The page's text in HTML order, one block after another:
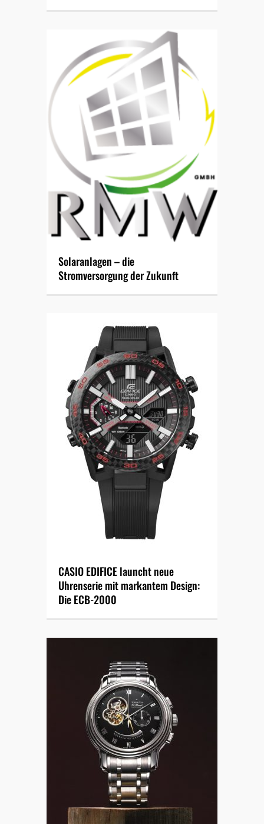
Solaranlagen – die
Stromversorgung der Zukunft
CASIO EDIFICE launcht neue
Uhrenserie mit markantem Design:
Die ECB-2000